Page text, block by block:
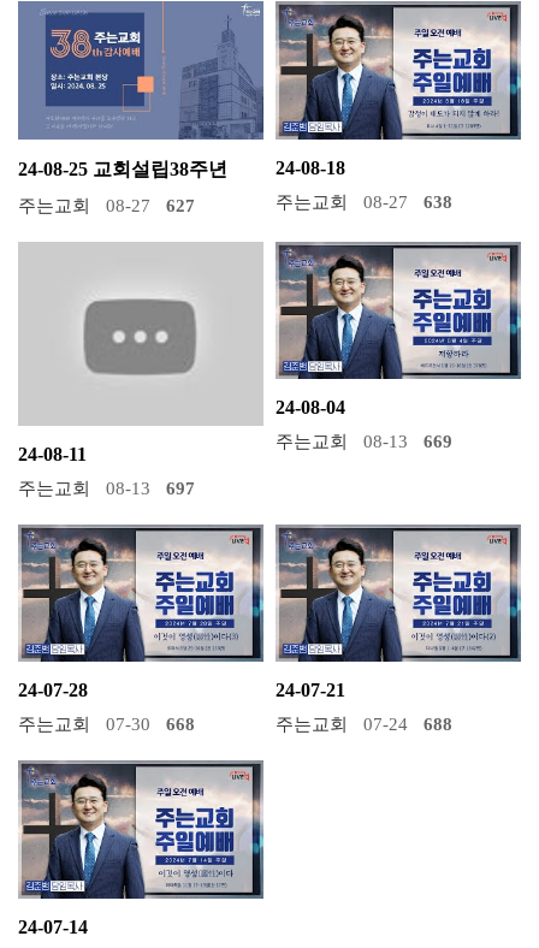
24-08-25 교회설립38주년
주는교회 08-27 627
24-08-18
주는교회 08-27 638
24-08-11
주는교회 08-13 697
24-08-04
주는교회 08-13 669
24-07-28
주는교회 07-30 668
24-07-21
주는교회 07-24 688
24-07-14